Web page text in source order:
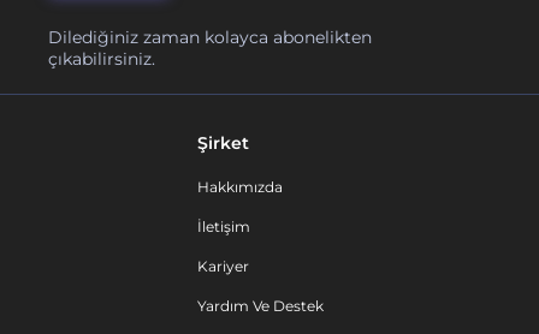
Dilediğiniz zaman kolayca abonelikten
çıkabilirsiniz.
Şirket
Hakkımızda
İletişim
Kariyer
Yardım Ve Destek